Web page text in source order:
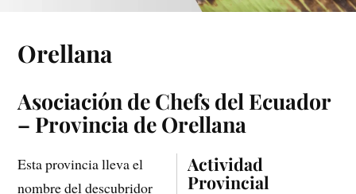
Orellana
Asociación de Chefs del Ecuador
– Provincia de Orellana
Actividad
Provincial
Esta provincia lleva el
nombre del descubridor